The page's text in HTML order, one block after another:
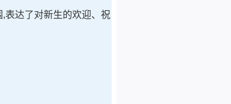
表达了对新生的欢迎、祝